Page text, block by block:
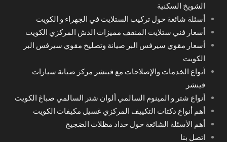
الشويخ السكنية
أسئلة شائعة حول تركيب الستلايت في الجهراء و الكويت
أسعار فني ستلايت المنقف مميزات الدش المركزي الكويت
أسعار مقوي سيرفس البر صيانة وتصليح مقوي سيرفس البر
الكويت
أنواع الخدمات والإصلاحات مع فينشر مركز صيانة سيارات
فينشر
أنواع شتر و المينوم السالمي ألوان شتر السالمي صباغ الكويت
أهم أنواع دكتات التكييف المركزي غسيل مكيفات الكويت
أهم الأسئلة الشائعة حول حداد مظلات الضجيج
اتصل بنا